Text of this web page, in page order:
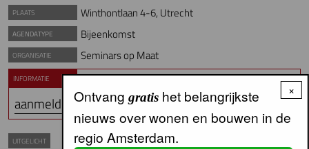
PLAATS Winthontlaan 4-6, Utrecht
AGENDATYPE Bijeenkomst
ORGANISATIE Seminars op Maat
INFORMATIE
aanmelden
UITGELICHT
×
Ontvang gratishet belangrijkste
nieuws over wonen en bouwen in de
regio Amsterdam.